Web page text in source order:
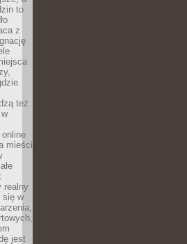
to
z
też
mieści
realny
się w
jest